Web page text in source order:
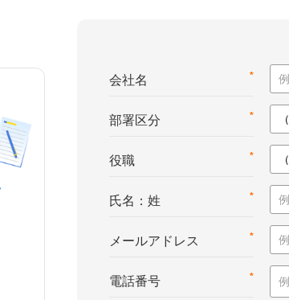
*
会社名
*
部署区分
*
役職
*
氏名：姓
*
メールアドレス
*
電話番号